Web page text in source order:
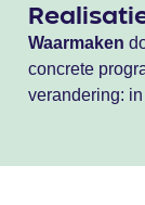
Waarmaken
concrete
verandering: